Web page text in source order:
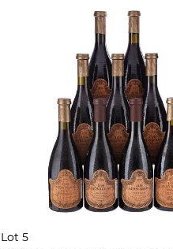
Lot 5